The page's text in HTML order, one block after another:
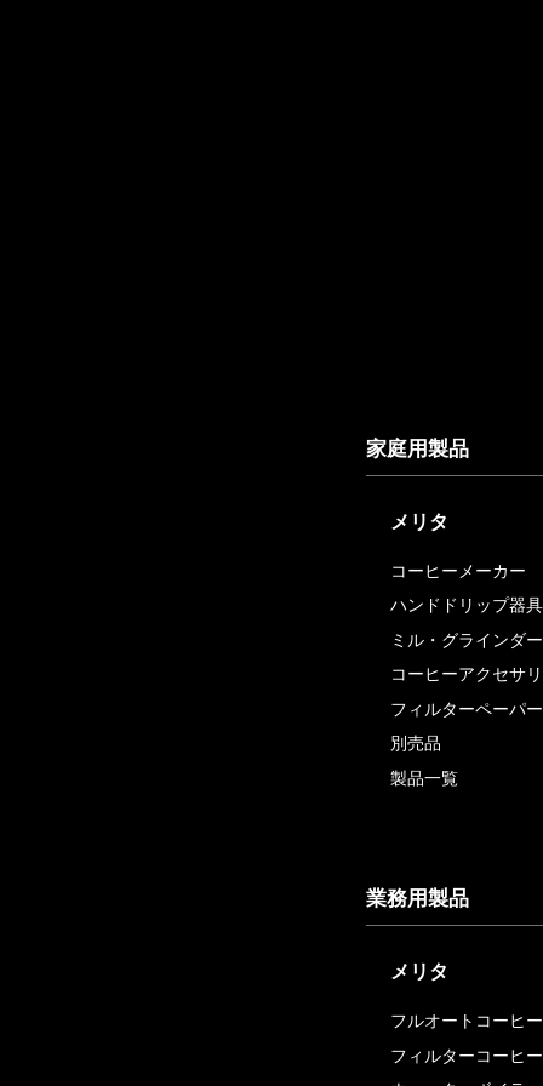
家庭用製品
メリタ
コーヒーメーカー
ハンドドリップ器具
ミル・グラインダー
コーヒーアクセサ
フィルターペーパー
別売品
製品一覧
業務用製品
メリタ
フルオートコーヒ
フィルターコーヒ